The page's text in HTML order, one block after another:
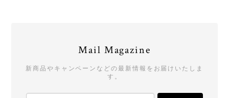
Mail Magazine
新商品やキャンペーンなどの最新情報をお届けいたしま
す。